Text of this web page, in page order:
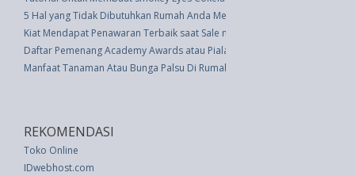
5 Hal yang Tidak Dibutuhkan Rumah Anda Menurut Desainer
Kiat Mendapat Penawaran Terbaik saat Sale menurut Karyawan Zara
Daftar Pemenang Academy Awards atau Piala Oscar 2013
Manfaat Tanaman Atau Bunga Palsu Di Rumah
REKOMENDASI
Toko Online
IDwebhost.com